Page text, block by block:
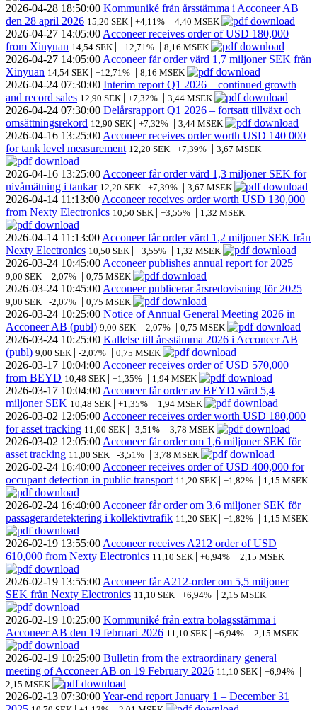
2026-04-28 18:50:00 Kommuniké från årsstämma i Acconeer AB
den 28 april 2026 15,20 SEK | +4,11% | 4,40 MSEK
2026-04-27 14:05:00 Acconeer receives order of USD 180,000
from Xinyuan 14,54 SEK | +12,71% | 8,16 MSEK
2026-04-27 14:05:00 Acconeer får order värd 1,7 miljoner SEK från
Xinyuan 14,54 SEK | +12,71% | 8,16 MSEK
2026-04-24 07:30:00 Interim report Q1 2026 – continued growth
and record sales 12,90 SEK | +7,32% | 3,44 MSEK
2026-04-24 07:30:00 Delårsrapport Q1 2026 – fortsatt tillväxt och
omsättningsrekord 12,90 SEK | +7,32% | 3,44 MSEK
2026-04-16 13:25:00 Acconeer receives order worth USD 140 000
for tank level measurement 12,20 SEK | +7,39% | 3,67 MSEK
2026-04-16 13:25:00 Acconeer får order värd 1,3 miljoner SEK för
nivåmätning i tankar 12,20 SEK | +7,39% | 3,67 MSEK
2026-04-14 11:13:00 Acconeer receives order worth USD 130,000
from Nexty Electronics 10,50 SEK | +3,55% | 1,32 MSEK
2026-04-14 11:13:00 Acconeer får order värd 1,2 miljoner SEK från
Nexty Electronics 10,50 SEK | +3,55% | 1,32 MSEK
2026-03-24 10:45:00 Acconeer publishes annual report for 2025
9,00 SEK | -2,07% | 0,75 MSEK
2026-03-24 10:45:00 Acconeer publicerar årsredovisning för 2025
9,00 SEK | -2,07% | 0,75 MSEK
2026-03-24 10:25:00 Notice of Annual General Meeting 2026 in
Acconeer AB (publ) 9,00 SEK | -2,07% | 0,75 MSEK
2026-03-24 10:25:00 Kallelse till årsstämma 2026 i Acconeer AB
(publ) 9,00 SEK | -2,07% | 0,75 MSEK
2026-03-17 10:04:00 Acconeer receives order of USD 570,000
from BEYD 10,48 SEK | +1,35% | 1,94 MSEK
2026-03-17 10:04:00 Acconeer får order av BEYD värd 5,4
miljoner SEK 10,48 SEK | +1,35% | 1,94 MSEK
2026-03-02 12:05:00 Acconeer receives order worth USD 180,000
for asset tracking 11,00 SEK | -3,51% | 3,78 MSEK
2026-03-02 12:05:00 Acconeer får order om 1,6 miljoner SEK för
asset tracking 11,00 SEK | -3,51% | 3,78 MSEK
2026-02-24 16:40:00 Acconeer receives order of USD 400,000 for
occupant detection in public transport 11,20 SEK | +1,82% | 1,15 MSEK
2026-02-24 16:40:00 Acconeer får order om 3,6 miljoner SEK för
passagerardetektering i kollektivtrafik 11,20 SEK | +1,82% | 1,15 MSEK
2026-02-19 13:55:00 Acconeer receives A212 order of USD
610,000 from Nexty Electronics 11,10 SEK | +6,94% | 2,15 MSEK
2026-02-19 13:55:00 Acconeer får A212-order om 5,5 miljoner
SEK från Nexty Electronics 11,10 SEK | +6,94% | 2,15 MSEK
2026-02-19 10:25:00 Kommuniké från extra bolagsstämma i
Acconeer AB den 19 februari 2026 11,10 SEK | +6,94% | 2,15 MSEK
2026-02-19 10:25:00 Bulletin from the extraordinary general
meeting of Acconeer AB on 19 February 2026 11,10 SEK | +6,94% |
2,15 MSEK
2026-02-13 07:30:00Year-end report January 1 – December 31